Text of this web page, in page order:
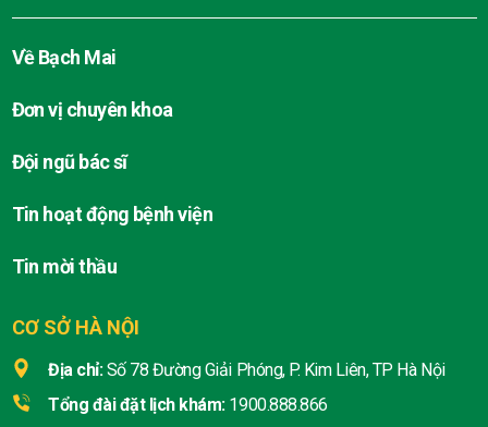
CƠ SỞ HÀ NỘI
Địa chỉ: Số 78 Đường Giải Phóng, P. Kim Liên, TP Hà Nội
Tổng đài đặt lịch khám: 1900.888.866
Về Bạch Mai
Đơn vị chuyên khoa
Đội ngũ bác sĩ
Tin hoạt động bệnh viện
Tin mời thầu